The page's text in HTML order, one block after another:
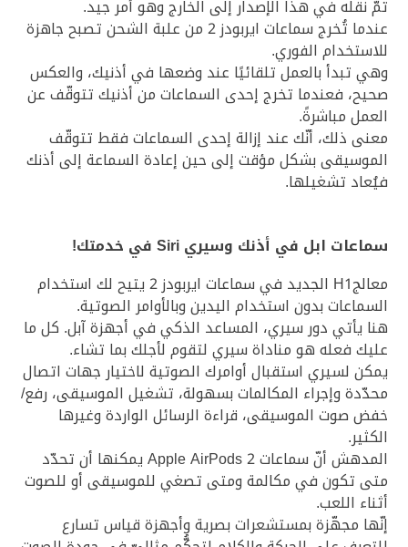
تمّ نقله في هذا الإصدار إلى الخارج وهو أمر جيد.
عندما تُخرج سماعات ايربودز 2 من علبة الشحن تصبح جاهزة
للاستخدام الفوري.
وهي تبدأ بالعمل تلقائيًا عند وضعها في أذنيك، والعكس
صحيح، فعندما تخرج إحدى السماعات من أذنيك تتوقّف عن
العمل مباشرةً.
معنى ذلك، أنّك عند إزالة إحدى السماعات فقط تتوقّف
الموسيقى بشكل مؤقت إلى حين إعادة السماعة إلى أذنك
فيُعاد تشغيلها.
سماعات ابل في أذنك وسيري Siri في خدمتك!
معالجH1 الجديد في سماعات ايربودز 2 يتيح لك استخدام
السماعات بدون استخدام اليدين وبالأوامر الصوتية.
هنا يأتي دور سيري، المساعد الذكي في أجهزة آبل. كل ما
عليك فعله هو مناداة سيري لتقوم لأجلك بما تشاء.
يمكن لسيري استقبال أوامرك الصوتية لاختيار جهات اتصال
محدّدة وإجراء المكالمات بسهولة، تشغيل الموسيقى، رفع/
خفض صوت الموسيقى، قراءة الرسائل الواردة وغيرها
الكثير.
المدهش أنّ سماعات Apple AirPods 2 يمكنها أن تحدّد
متى تكون في مكالمة ومتى تصغي للموسيقى أو للصوت
أثناء اللعب.
إنّها مجهّزة بمستشعرات بصرية وأجهزة قياس تسارع